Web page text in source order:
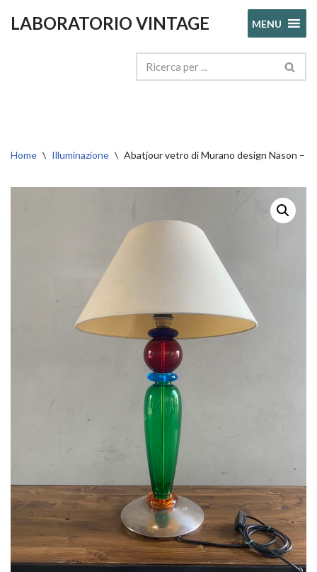
LABORATORIO VINTAGE MENU
Home \ Illuminazione \ Abatjour vetro di Murano design Nason –